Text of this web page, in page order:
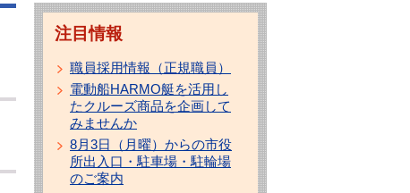
注目情報
職員採用情報（正規職員）
電動船HARMO艇を活用し
たクルーズ商品を企画して
みませんか
8月3日（月曜）からの市役
所出入口・駐車場・駐輪場
のご案内